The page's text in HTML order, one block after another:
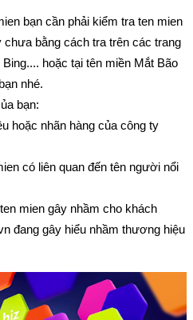
bạn cần phải kiểm tra ten mien
chưa bằng cách tra trên các trang
hoặc tại tên miền Mắt Bão
bạn nhé.
bạn:
hoặc nhãn hàng của công ty
có liên quan đến tên người nổi
mien gây nhầm cho khách
đang gây hiểu nhầm thương hiệu